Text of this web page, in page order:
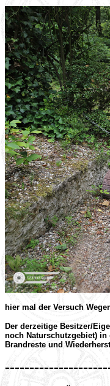
hier mal der Versuch
Der derzeitige Besitzer/
noch Naturschutzgebiet) in
Brandreste und